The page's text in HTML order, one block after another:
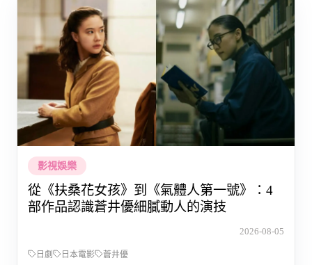
影視娛樂
從《扶桑花女孩》到《氣體人第一號》：4
部作品認識蒼井優細膩動人的演技
2026-08-05
日劇 日本電影 蒼井優